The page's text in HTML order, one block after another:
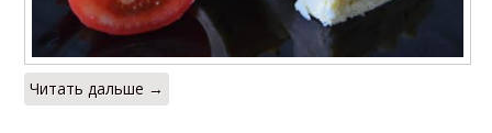
Читать дальше →